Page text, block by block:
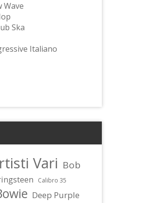
Wave
Ska
Italiano
Vari Bob
Calibro 35
Deep Purple